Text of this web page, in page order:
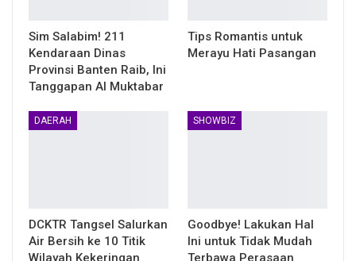
Sim Salabim! 211
Kendaraan Dinas
Provinsi Banten Raib, Ini
Tanggapan Al Muktabar
Tips Romantis untuk
Merayu Hati Pasangan
DAERAH
DCKTR Tangsel Salurkan
Air Bersih ke 10 Titik
Wilayah Kekeringan
SHOWBIZ
Goodbye! Lakukan Hal
Ini untuk Tidak Mudah
Terbawa Perasaan